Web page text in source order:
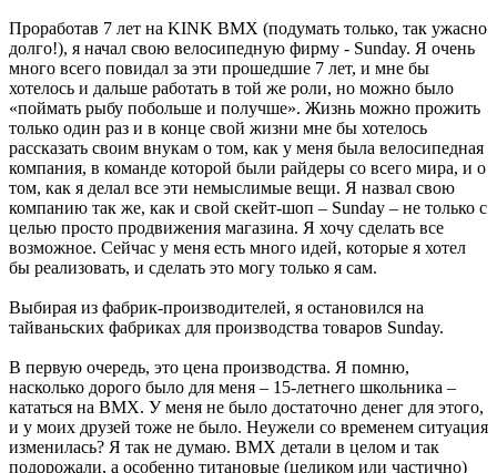
Проработав 7 лет на KINK BMX (подумать только, так ужасно
долго!), я начал свою велосипедную фирму - Sunday. Я очень
много всего повидал за эти прошедшие 7 лет, и мне бы
хотелось и дальше работать в той же роли, но можно было
«поймать рыбу побольше и получше». Жизнь можно прожить
только один раз и в конце свой жизни мне бы хотелось
рассказать своим внукам о том, как у меня была велосипедная
компания, в команде которой были райдеры со всего мира, и о
том, как я делал все эти немыслимые вещи. Я назвал свою
компанию так же, как и свой скейт-шоп – Sunday – не только с
целью просто продвижения магазина. Я хочу сделать все
возможное. Сейчас у меня есть много идей, которые я хотел
бы реализовать, и сделать это могу только я сам.
Выбирая из фабрик-производителей, я остановился на
тайваньских фабриках для производства товаров Sunday.
В первую очередь, это цена производства. Я помню,
насколько дорого было для меня – 15-летнего школьника –
кататься на ВМХ. У меня не было достаточно денег для этого,
и у моих друзей тоже не было. Неужели со временем ситуация
изменилась? Я так не думаю. ВМХ детали в целом и так
подорожали, а особенно титановые (целиком или частично)